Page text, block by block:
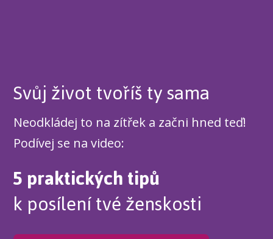
Svůj život tvoříš ty sama
Neodkládej to na zítřek a začni hned teď!
Podívej se na video:
5 praktických tipů
k posílení tvé ženskosti